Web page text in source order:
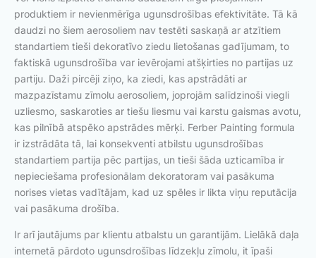
produktiem ir nevienmērīga ugunsdrošības efektivitāte. Tā kā
daudzi no šiem aerosoliem nav testēti saskaņā ar atzītiem
standartiem tieši dekoratīvo ziedu lietošanas gadījumam, to
faktiskā ugunsdrošība var ievērojami atšķirties no partijas uz
partiju. Daži pircēji ziņo, ka ziedi, kas apstrādāti ar
mazpazīstamu zīmolu aerosoliem, joprojām salīdzinoši viegli
uzliesmo, saskaroties ar tiešu liesmu vai karstu gaismas avotu,
kas pilnībā atspēko apstrādes mērķi. Ferber Painting formula
ir izstrādāta tā, lai konsekventi atbilstu ugunsdrošības
standartiem partija pēc partijas, un tieši šāda uzticamība ir
nepieciešama profesionālam dekoratoram vai pasākuma
norises vietas vadītājam, kad uz spēles ir likta viņu reputācija
vai pasākuma drošība.
Ir arī jautājums par klientu atbalstu un garantijām. Lielākā daļa
internetā pārdoto ugunsdrošības līdzekļu zīmolu, it īpaši